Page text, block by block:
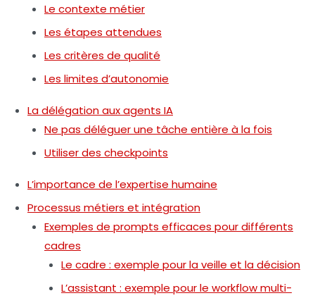
Le contexte métier
Les étapes attendues
Les critères de qualité
Les limites d’autonomie
La délégation aux agents IA
Ne pas déléguer une tâche entière à la fois
Utiliser des checkpoints
L’importance de l’expertise humaine
Processus métiers et intégration
Exemples de prompts efficaces pour différents
cadres
Le cadre : exemple pour la veille et la décision
L’assistant : exemple pour le workflow multi-